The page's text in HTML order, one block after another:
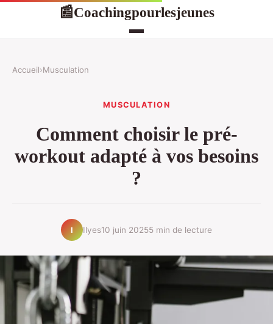
📰Coachingpourlesjeunes
Accueil›Musculation
MUSCULATION
Comment choisir le pré-
workout adapté à vos besoins
?
I Ilyes10 juin 20255 min de lecture